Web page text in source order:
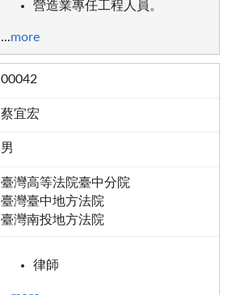
營造業專任工程人員。
...more
00042
蔡宜宏
男
臺灣高等法院臺中分院
臺灣臺中地方法院
臺灣南投地方法院
律師